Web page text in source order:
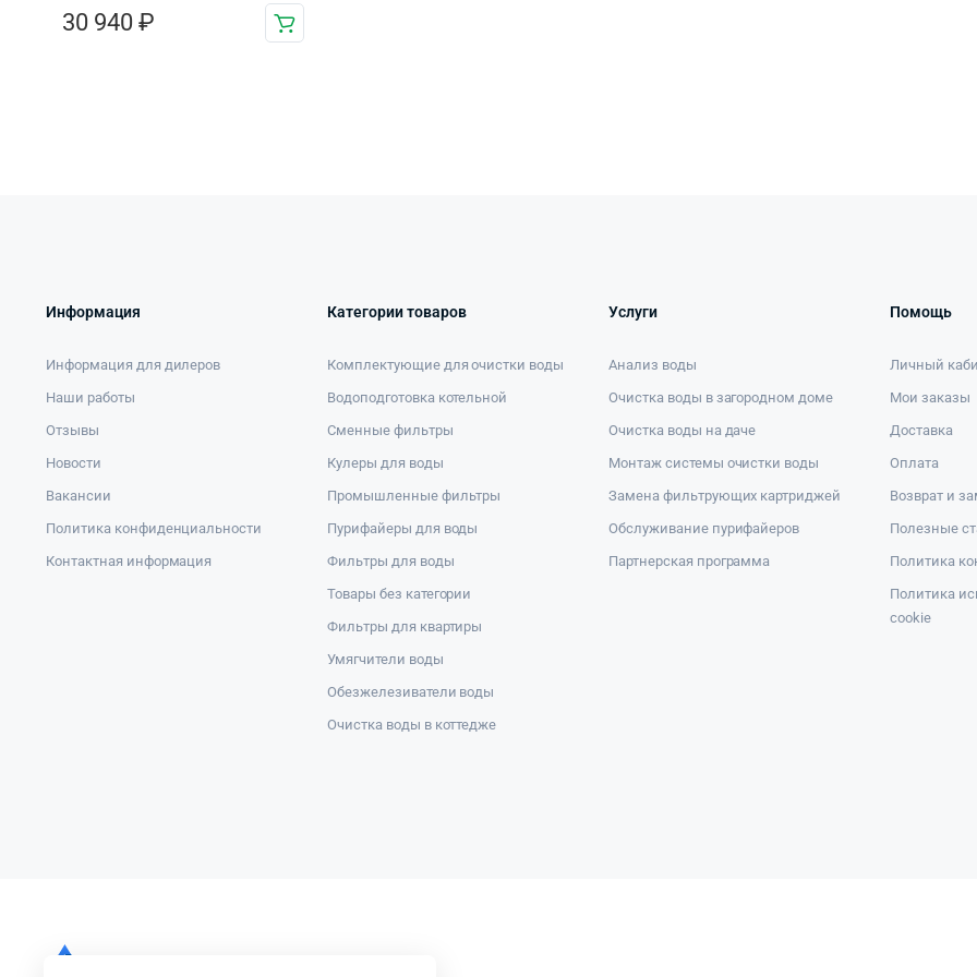
30 940 ₽
Информация
Информация для дилеров
Наши работы
Отзывы
Новости
Вакансии
Политика конфиденциальности
Контактная информация
Категории товаров
Комплектующие для очистки воды
Водоподготовка котельной
Сменные фильтры
Кулеры для воды
Промышленные фильтры
Пурифайеры для воды
Фильтры для воды
Товары без категории
Фильтры для квартиры
Умягчители воды
Обезжелезиватели воды
Очистка воды в коттедже
Услуги
Анализ воды
Очистка воды в загородном доме
Очистка воды на даче
Монтаж системы очистки воды
Замена фильтрующих картриджей
Обслуживание пурифайеров
Партнерская программа
Помощь
Личный
Мои заказы
Доставка
Оплата
Возврат и
Полезные
Политика
Политика
cookie